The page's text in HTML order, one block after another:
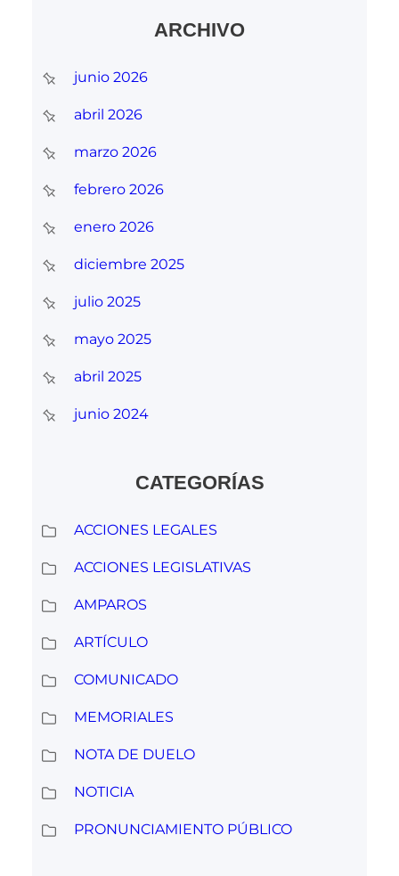
ARCHIVO
junio 2026
abril 2026
marzo 2026
febrero 2026
enero 2026
diciembre 2025
julio 2025
mayo 2025
abril 2025
junio 2024
CATEGORÍAS
ACCIONES LEGALES
ACCIONES LEGISLATIVAS
AMPAROS
ARTÍCULO
COMUNICADO
MEMORIALES
NOTA DE DUELO
NOTICIA
PRONUNCIAMIENTO PÚBLICO